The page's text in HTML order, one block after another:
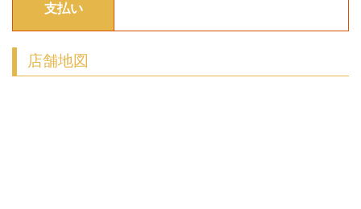
支払い
店舗地図